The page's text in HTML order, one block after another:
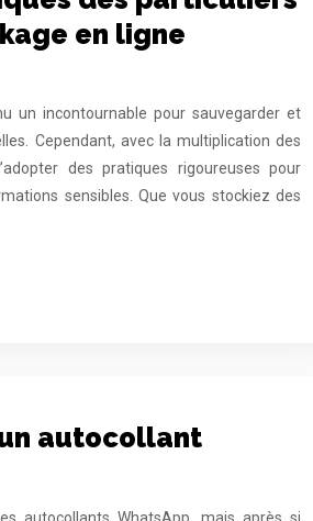
en ligne
un incontournable pour sauvegarder et
Cependant, avec la multiplication des
des pratiques rigoureuses pour
sensibles. Que vous stockiez des
autocollant
autocollants WhatsApp, mais après si